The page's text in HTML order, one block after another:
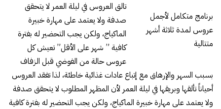
برنامج متكامل لأجمل
عروس لمدة ثلاثة أشهر
متتالية
تالق العروس في ليلة العمر لا يتحقق
صدفة ولا يعتمد على مهارة خبيرة
الماكياج، ولكن يجب التحضير له بفترة
كافية ” شهر على الأقل” تعيش كل
عروس حالة من الفوضي قبل الزفاف
بسبب السهر والإرهاق مع إتباع عادات غذائية خاطئة، لذا تفقد العروس
أحياناً تألقها وبريقها في ليلة العمر لأن المظهر المطلوب لا يتحقق صدفة
ولا يعتمد على مهارة خبيرة الماكياج، ولكن يجب التحضير له بفترة كافية